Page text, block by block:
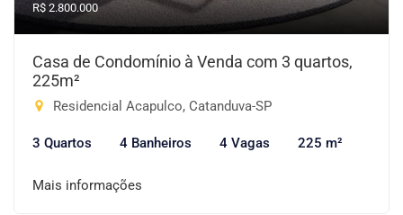
R$ 2.800.000
Casa de Condomínio à Venda com 3 quartos,
225m²
Residencial Acapulco, Catanduva-SP
3 Quartos 4 Banheiros 4 Vagas 225 m²
Mais informações